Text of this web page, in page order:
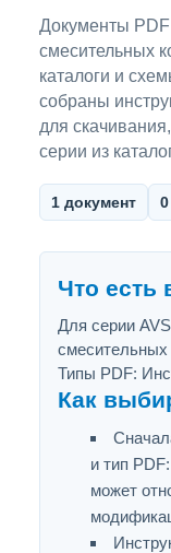
Документы
смесительных
каталоги и
собраны
для
серии из
1 документ
Что есть
Для серии
смесительных
Типы PDF:
Как
и тип
может